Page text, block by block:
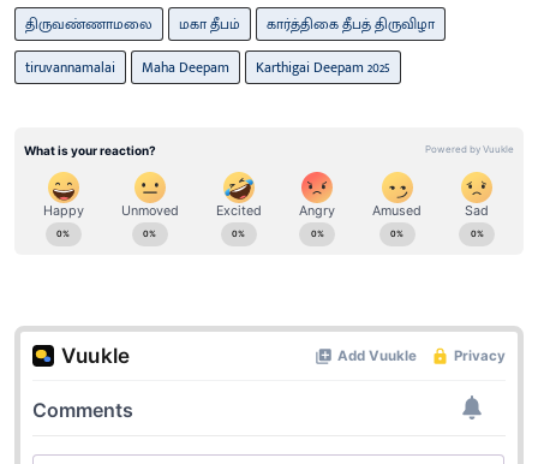
திருவண்ணாமலை மகா தீபம்
கார்த்திகை தீபத் திருவிழா
tiruvannamalai
Maha Deepam Karthigai Deepam 2025